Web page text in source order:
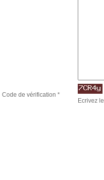
Code de vérification *
Ecrivez